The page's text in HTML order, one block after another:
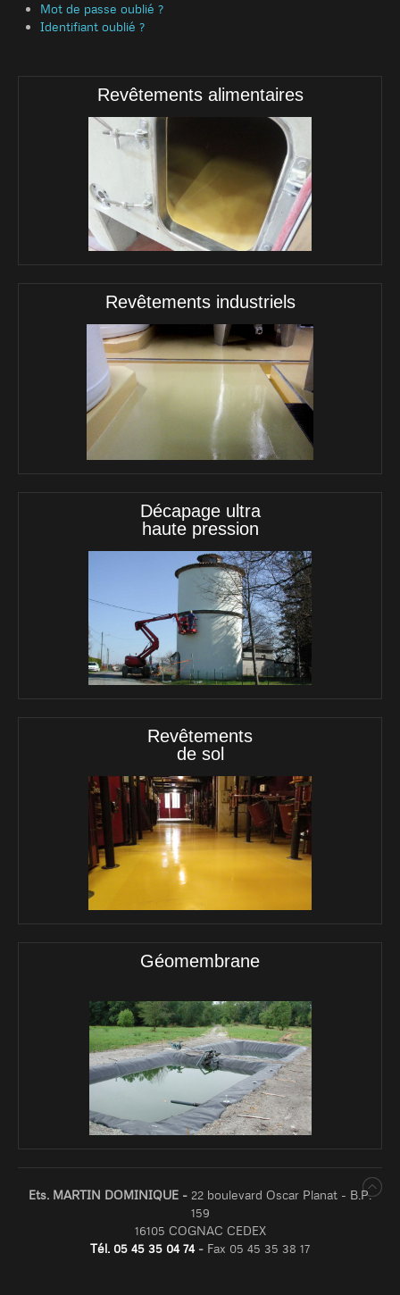
Mot de passe oublié ?
Identifiant oublié ?
Revêtements alimentaires
Revêtements industriels
Décapage ultra
haute pression
Revêtements
de sol
Géomembrane
Ets. MARTIN DOMINIQUE - 22 boulevard Oscar Planat - B.P.
159
16105 COGNAC CEDEX
Tél. 05 45 35 04 74- Fax 05 45 35 38 17